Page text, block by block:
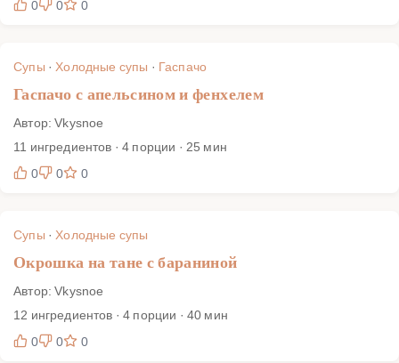
0
0 0
Супы ·Холодные супы · Гаспачо
Гаспачо с апельсином и фенхелем
Автор: Vkysnoe
11 ингредиентов · 4 порции · 25 мин
0
0 0
Супы ·Холодные супы
Окрошка на тане с бараниной
Автор: Vkysnoe
12 ингредиентов · 4 порции · 40 мин
0
0 0